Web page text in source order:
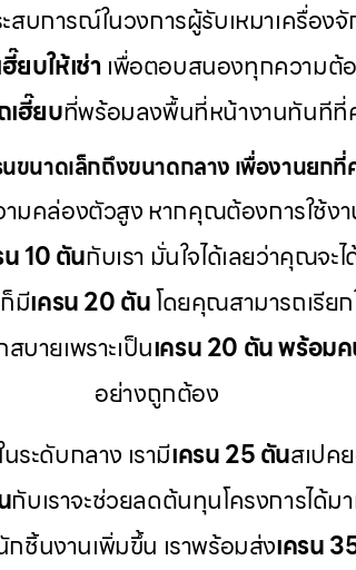
บการณ์ในวงการผู้รับเหมาเครื่อง
ฮี๊ยบให้เช่าเพื่อตอบสนองทุกความต้
เฮี๊ยบที่พร้อมลงพื้นที่หน้างานทันที
นขนาดเล็กถึงขนาดกลาง เพื่องานยก
มคล่องตัวสูง หากคุณต้องการใช้ง
น 10 ตันกับเรา มั่นใจได้เลยว่าคุณจะไ
มีเครน 20 ตันโดยคุณสามารถเรีย
บายเพราะเป็นเครน 20 ตัน พร้อม
อย่างถูกต้อง
ะดับกลาง เรามีเครน 25 ตันสเปค
กับเราจะช่วยลดต้นทุนโครงการได้ม
ชิ้นงานเพิ่มขึ้น เราพร้อมส่งเครน